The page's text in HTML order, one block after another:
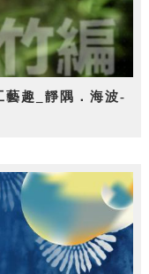
趣_靜隅．海波-